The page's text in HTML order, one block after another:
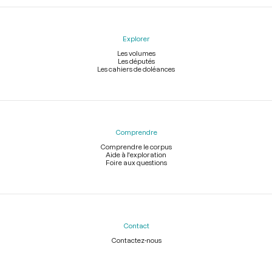
Explorer
Les volumes
Les députés
Les cahiers de doléances
Comprendre
Comprendre le corpus
Aide à l'exploration
Foire aux questions
Contact
Contactez-nous